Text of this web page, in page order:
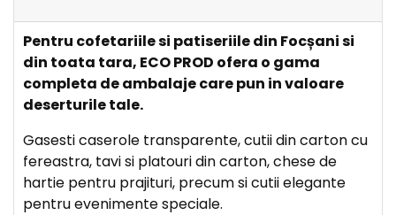
Pentru cofetariile si patiseriile din Focșani si
din toata tara, ECO PROD ofera o gama
completa de ambalaje care pun in valoare
deserturile tale.
Gasesti caserole transparente, cutii din carton cu
fereastra, tavi si platouri din carton, chese de
hartie pentru prajituri, precum si cutii elegante
pentru evenimente speciale.